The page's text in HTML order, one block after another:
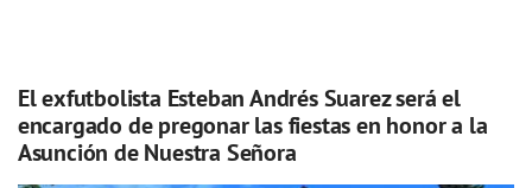
El exfutbolista Esteban Andrés Suarez será el
encargado de pregonar las fiestas en honor a la
Asunción de Nuestra Señora